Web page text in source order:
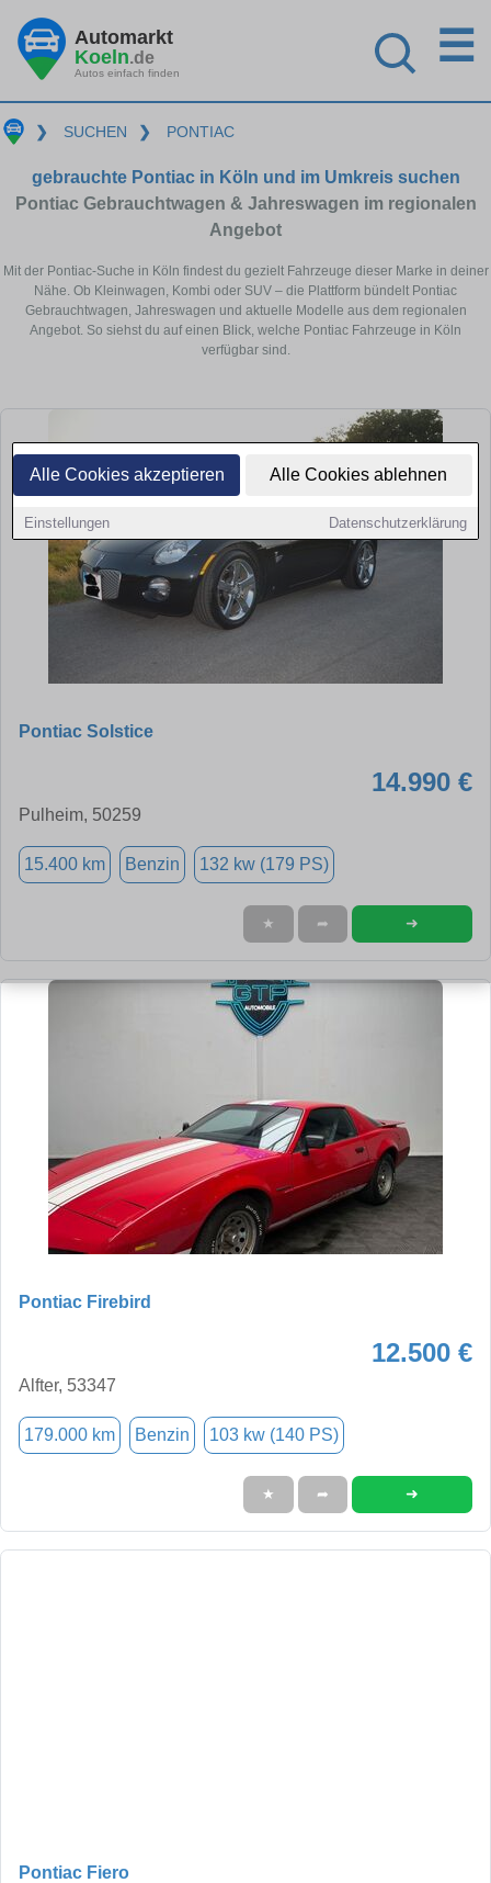
Alle Cookies akzeptieren Alle Cookies ablehnen
Einstellungen Datenschutzerklärung
Automarkt
Koeln.de
Autos einfach finden
☰
❯ SUCHEN ❯ PONTIAC
gebrauchte Pontiac in Köln und im Umkreis suchen
Pontiac Gebrauchtwagen & Jahreswagen im regionalen
Angebot
Mit der Pontiac-Suche in Köln findest du gezielt Fahrzeuge dieser Marke in deiner
Nähe. Ob Kleinwagen, Kombi oder SUV – die Plattform bündelt Pontiac
Gebrauchtwagen, Jahreswagen und aktuelle Modelle aus dem regionalen
Angebot. So siehst du auf einen Blick, welche Pontiac Fahrzeuge in Köln
verfügbar sind.
Pontiac Solstice
14.990 €
Pulheim, 50259
15.400 km Benzin 132 kw (179 PS)
★ ➦ ➜
Pontiac Firebird
12.500 €
Alfter, 53347
179.000 km Benzin 103 kw (140 PS)
★ ➦ ➜
Pontiac Fiero